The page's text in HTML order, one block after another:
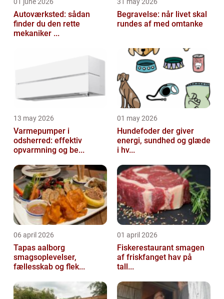
Autoværksted: sådan
finder du den rette
mekaniker ...
Begravelse: når livet skal
rundes af med omtanke
13 may 2026
Varmepumper i
odsherred: effektiv
opvarmning og be...
01 may 2026
Hundefoder der giver
energi, sundhed og glæde
i hv...
06 april 2026
Tapas aalborg
smagsoplevelser,
fællesskab og flek...
01 april 2026
Fiskerestaurant smagen
af friskfanget hav på
tall...